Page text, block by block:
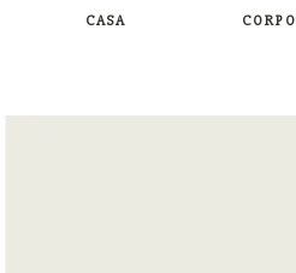
CASA CORPO